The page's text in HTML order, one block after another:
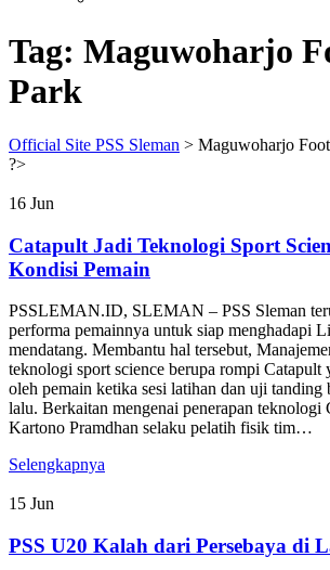
Tag: Maguwoharjo
Park
Official Site PSS Sleman > Maguwoharjo
?>
16 Jun
Catapult Jadi Teknologi Sport
Kondisi Pemain
PSSLEMAN.ID, SLEMAN – PSS Sleman
performa pemainnya untuk siap menghadapi
mendatang. Membantu hal tersebut,
teknologi sport science berupa rompi Catapult
oleh pemain ketika sesi latihan dan uji tanding
lalu. Berkaitan mengenai penerapan teknologi
Kartono Pramdhan selaku pelatih fisik tim…
Selengkapnya
15 Jun
PSS U20 Kalah dari Persebaya di